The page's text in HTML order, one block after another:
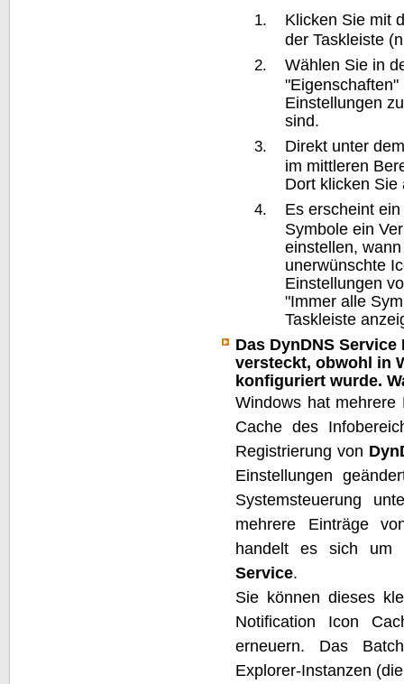
Klicken Sie mit
der Taskleiste
Wählen Sie in
Einstellungen
sind.
Direkt unter
im mittleren
Dort klicken Sie
Es erscheint
Symbole ein
einstellen,
unerwünschte
Einstellungen
"Immer alle
Taskleiste
Das DynDNS
versteckt, obwohl in
konfiguriert wurde.
Windows hat
Cache des
Registrierung von
Einstellungen
Systemsteuerung
mehrere Einträge
handelt es sich um
Service.
Sie können dieses
Notification Icon
erneuern. Das
Explorer-Instanzen